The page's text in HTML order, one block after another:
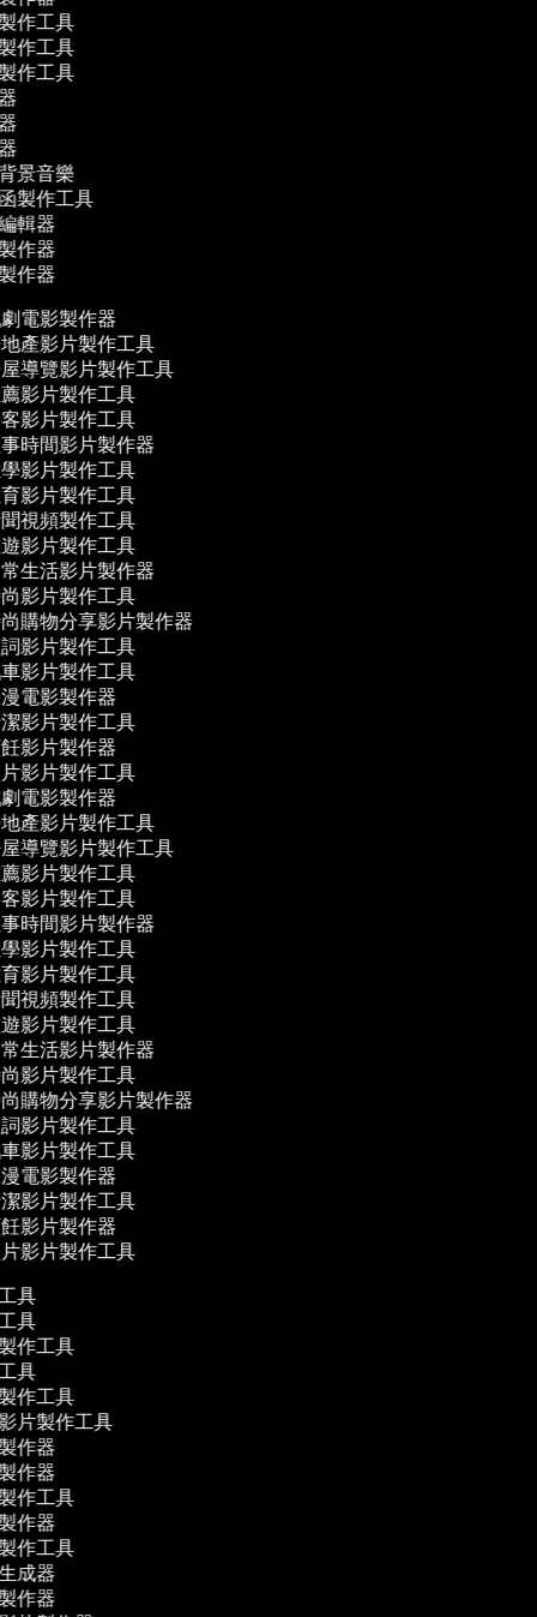
作工具
作工具
作工具
景音樂
製作工具
輯器
作器
作器
電影製作器
產影片製作工具
導覽影片製作工具
影片製作工具
影片製作工具
時間影片製作器
影片製作工具
影片製作工具
視頻製作工具
影片製作工具
生活影片製作器
影片製作工具
購物分享影片製作器
影片製作工具
影片製作工具
電影製作器
影片製作工具
影片製作器
影片製作工具
電影製作器
產影片製作工具
導覽影片製作工具
影片製作工具
影片製作工具
時間影片製作器
影片製作工具
影片製作工具
視頻製作工具
影片製作工具
生活影片製作器
影片製作工具
購物分享影片製作器
影片製作工具
影片製作工具
電影製作器
影片製作工具
影片製作器
影片製作工具
具
具
作工具
具
作工具
片製作工具
作器
作器
作工具
作器
作工具
成器
作器